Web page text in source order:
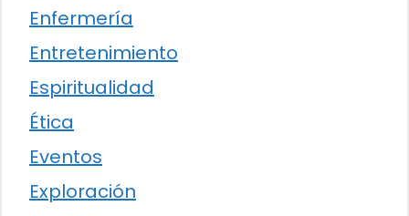
Enfermería
Entretenimiento
Espiritualidad
Ética
Eventos
Exploración